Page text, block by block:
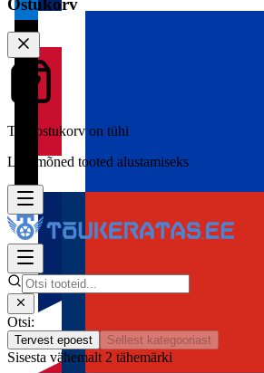
Ostukorv
Teie ostukorv on tühi
Lisa mõned tooted alustamiseks
Otsi:
Tervest epoest Sellest kategooriast
Sisesta vähemalt 2 tähemärki